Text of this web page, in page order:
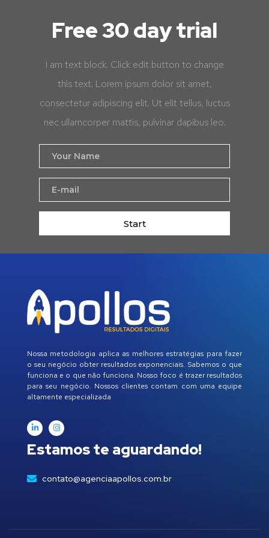
Free 30 day trial
I am text block. Click edit button to change
this text. Lorem ipsum dolor sit amet,
consectetur adipiscing elit. Ut elit tellus, luctus
nec ullamcorper mattis, pulvinar dapibus leo.
Start
Nossa metodologia aplica as melhores estratégias para fazer
o seu negócio obter resultados exponenciais. Sabemos o que
funciona e o que não funciona. Nosso foco é trazer resultados
para seu negócio. Nossos clientes contam com uma equipe
altamente especializada
Estamos te aguardando!
contato@agenciaapollos.com.br